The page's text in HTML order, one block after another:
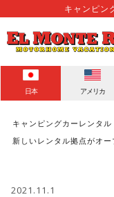
キャンピン
日本 アメリカ
キャンピングカーレンタル
新しいレンタル拠点がオー
2021.11.1